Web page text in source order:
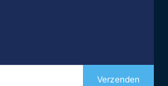
Verzenden